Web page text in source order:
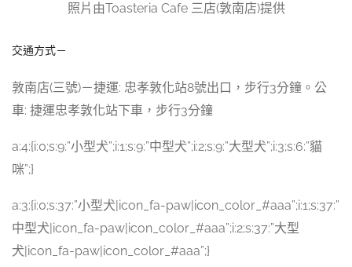
照片由Toasteria Cafe 三店(敦南店)提供
交通方式－
敦南店(三號)－捷運: 忠孝敦化站8號出口，步行3分鐘。公
車: 捷運忠孝敦化站下車，步行3分鐘
a:4:{i:0;s:9:”小型犬”;i:1;s:9:”中型犬”;i:2;s:9:”大型犬”;i:3;s:6:”貓
咪”;}
a:3:{i:0;s:37:”小型犬|icon_fa-paw|icon_color_#aaa”;i:1;s:37:”
中型犬|icon_fa-paw|icon_color_#aaa”;i:2;s:37:”大型
犬|icon_fa-paw|icon_color_#aaa”;}